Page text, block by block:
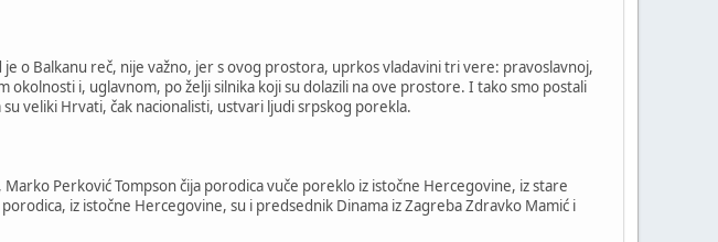
o Balkanu reč, nije važno, jer s ovog prostora, uprkos vladavini tri vere: pravoslavnoj,
okolnosti i, uglavnom, po želji silnika koji su dolazili na ove prostore. I tako smo postali
veliki Hrvati, čak nacionalisti, ustvari ljudi srpskog porekla.
Perković Tompson čija porodica vuče poreklo iz istočne Hercegovine, iz stare
iz istočne Hercegovine, su i predsednik Dinama iz Zagreba Zdravko Mamić i